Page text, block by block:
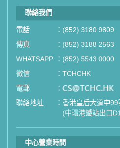
聯絡我們
電話 ： (852) 3180 9809
傳真
： (852) 3188 2563
WHATSAPP
： (852) 5543 0000
微信
： TCHCHK
電郵
： email
聯絡地址
： 香港皇后大道中
(中環港鐵站出口
中心營業時間